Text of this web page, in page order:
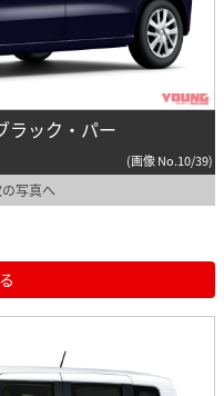
ラック・パー
(画像 No.10/39)
写真へ